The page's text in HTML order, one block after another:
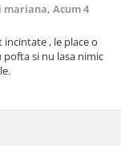
mariana, Acum 4
incintate , le place o
pofta si nu lasa nimic